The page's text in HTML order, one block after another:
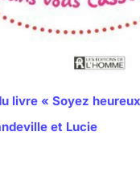
livre « Soyez
et Lucie